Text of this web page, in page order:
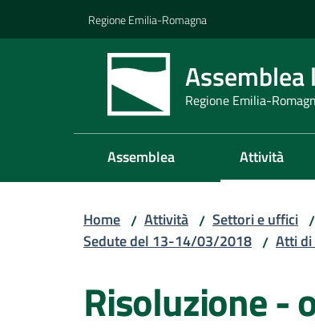
Regione Emilia-Romagna
Regione Emilia-
Assemblea Attività
Home / Attività / Settori e uffici /
Sedute del 13-14/03/2018 / Atti
Risoluzione -